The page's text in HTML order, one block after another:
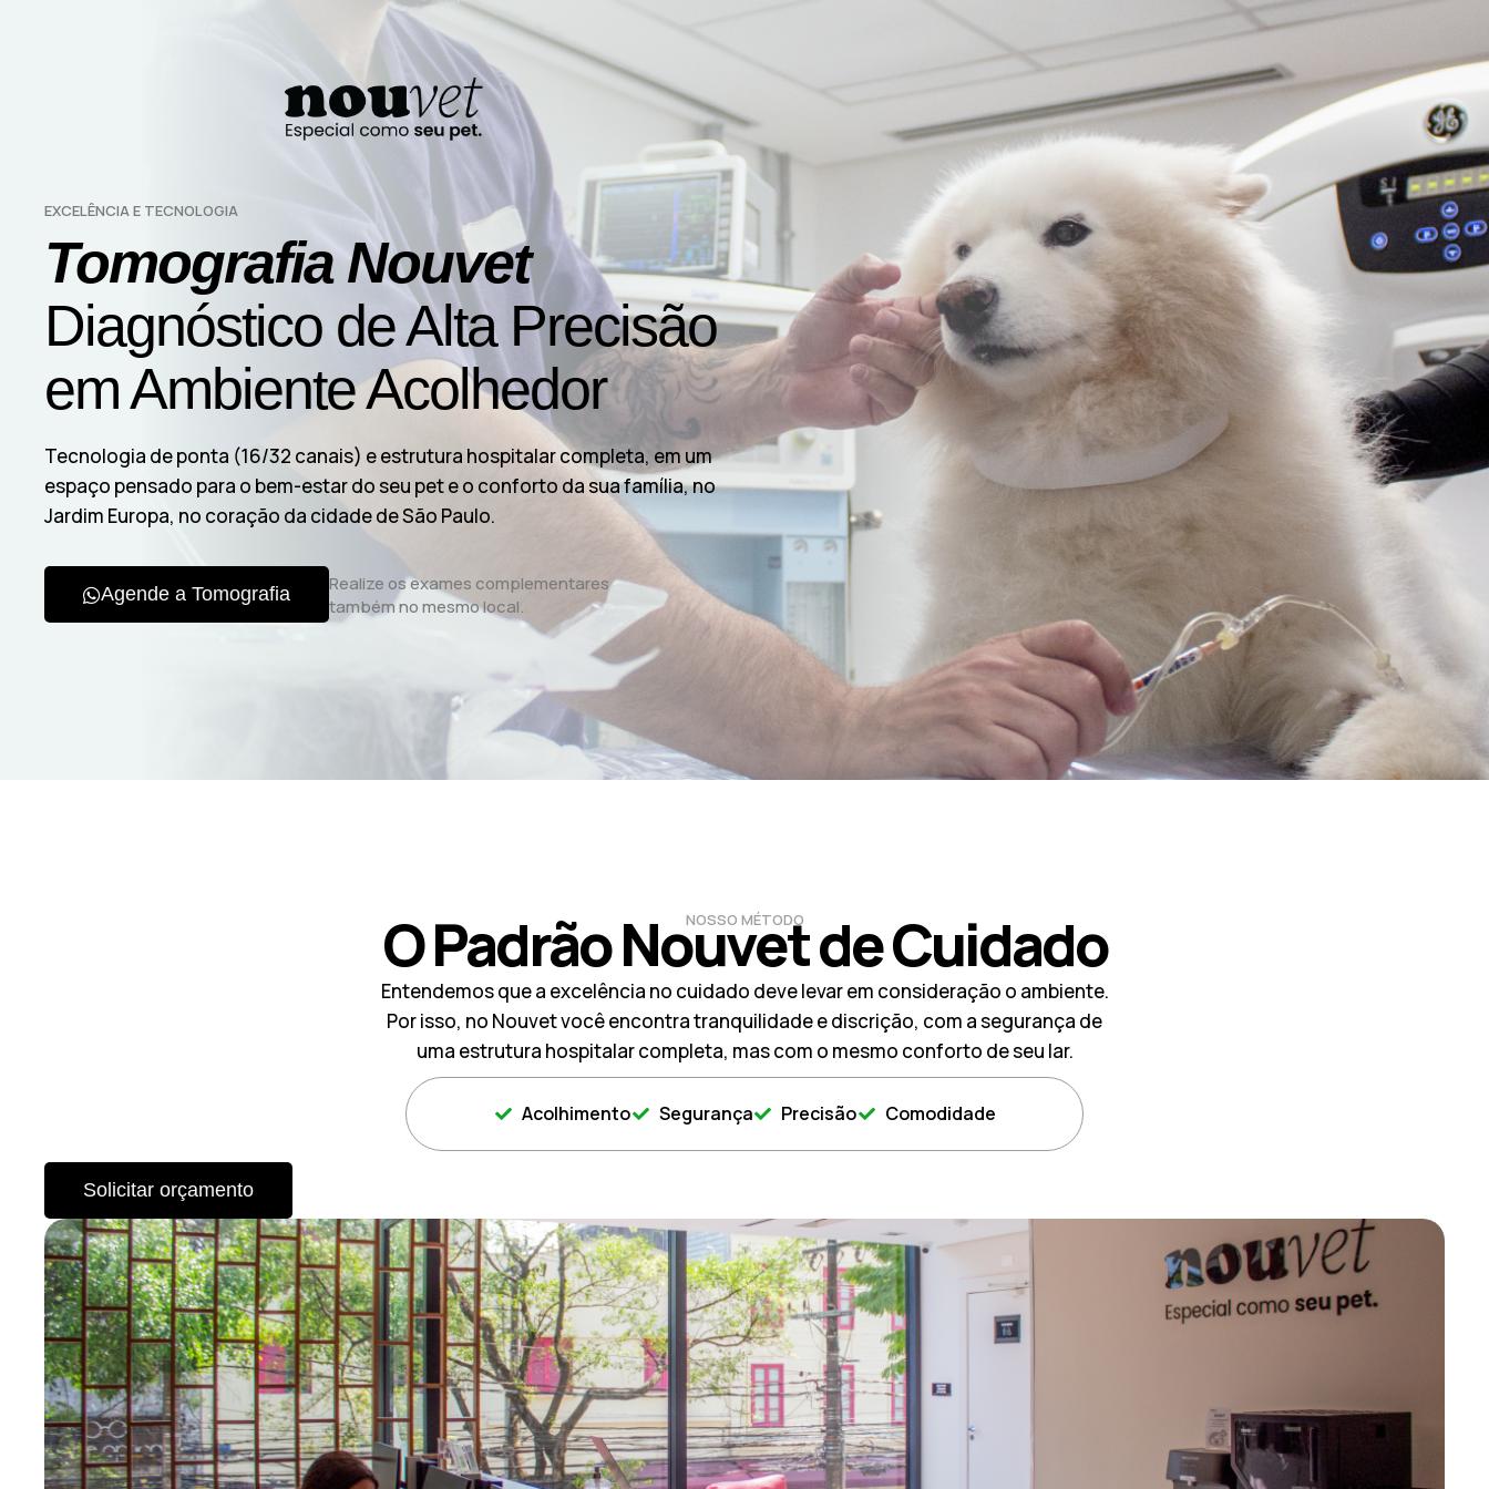
EXCELÊNCIA E TECNOLOGIA
Tomografia Nouvet
Diagnóstico de Alta Precisão
em Ambiente Acolhedor
Tecnologia de ponta (16/32 canais) e estrutura hospitalar completa, em um
espaço pensado para o bem-estar do seu pet e o conforto da sua família, no
Jardim Europa, no coração da cidade de São Paulo.
Agende a Tomografia
Realize os exames complementares
também no mesmo local.
NOSSO MÉTODO
O Padrão Nouvet de Cuidado
Entendemos que a excelência no cuidado deve levar em consideração o ambiente.
Por isso, no Nouvet você encontra tranquilidade e discrição, com a segurança de
uma estrutura hospitalar completa, mas com o mesmo conforto de seu lar.
Acolhimento Segurança Precisão Comodidade
Solicitar orçamento